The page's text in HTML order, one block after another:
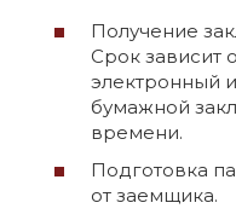
Получение
Срок зависит
электронный
бумажной
времени.
Подготовка
от заемщика.